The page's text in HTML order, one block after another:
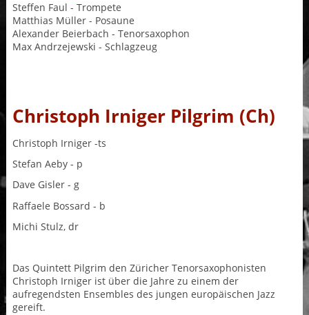
Steffen Faul - Trompete
Matthias Müller - Posaune
Alexander Beierbach - Tenorsaxophon
Max Andrzejewski - Schlagzeug
Christoph Irniger Pilgrim (Ch)
Christoph Irniger -ts
Stefan Aeby - p
Dave Gisler - g
Raffaele Bossard - b
Michi Stulz, dr
Das Quintett Pilgrim den Züricher Tenorsaxophonisten
Christoph Irniger ist über die Jahre zu einem der
aufregendsten Ensembles des jungen europäischen Jazz
gereift.